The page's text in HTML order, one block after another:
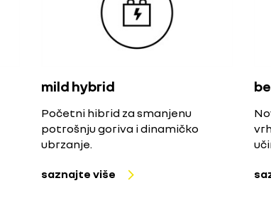
mild hybrid
Početni hibrid za smanjenu
potrošnju goriva i dinamičko
ubrzanje.
saznajte više